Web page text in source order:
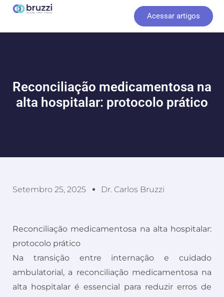
o
Acessar artigos
Reconciliação medicamentosa na
alta hospitalar: protocolo prático
Setembro 25, 2025 Dr. Carlos Bruzzi
Reconciliação medicamentosa na alta hospitalar:
protocolo prático
Na transição entre internação e cuidado
ambulatorial, a reconciliação medicamentosa na
alta hospitalar é essencial para reduzir erros de